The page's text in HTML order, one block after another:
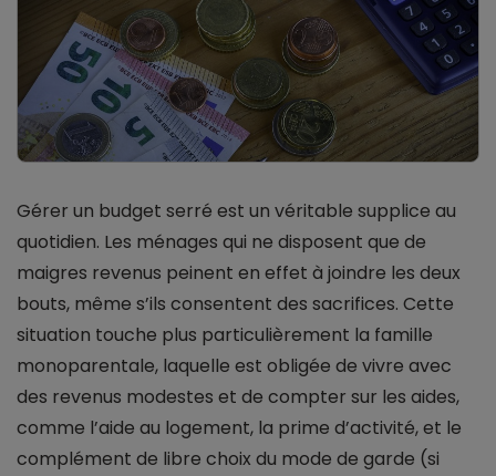
Gérer un budget serré est un véritable supplice au
quotidien. Les ménages qui ne disposent que de
maigres revenus peinent en effet à joindre les deux
bouts, même s’ils consentent des sacrifices. Cette
situation touche plus particulièrement la famille
monoparentale, laquelle est obligée de vivre avec
des revenus modestes et de compter sur les aides,
comme l’aide au logement, la prime d’activité, et le
complément de libre choix du mode de garde (si